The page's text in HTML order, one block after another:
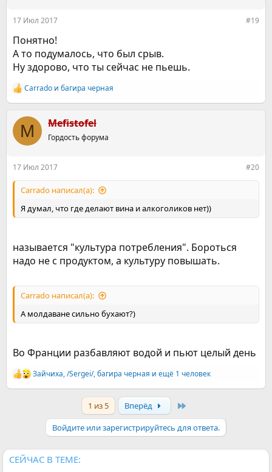
17 Июл 2017 #19
Понятно!
А то подумалось, что был срыв.
Ну здорово, что ты сейчас не пьешь.
Р
е
к
ц
и
Carrado и багира черная
M Mefistofel
Гордость форума
17 Июл 2017 #20
Carrado написал(а):
Я думал, что где делают вина и алкоголиков нет))
называется "культура потребления". Бороться
надо не с продуктом, а культуру повышать.
Carrado написал(а):
А молдаване сильно бухают?)
Во Франции разбавляют водой и пьют целый день
Р
е
Зайчиха,/Sergei/,багира черная и ещё 1 человек
1 из 5 Вперёд
Войдите или зарегистрируйтесь для ответа.
СЕЙЧАС В ТЕМЕ: